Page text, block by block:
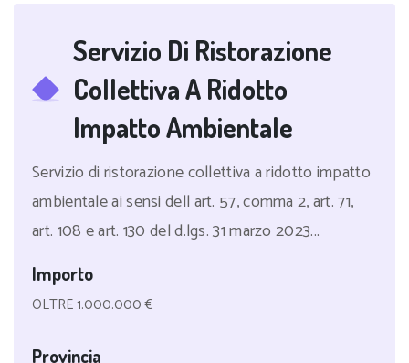
Servizio Di Ristorazione
Collettiva A Ridotto
Impatto Ambientale
Servizio di ristorazione collettiva a ridotto impatto
ambientale ai sensi dell art. 57, comma 2, art. 71,
art. 108 e art. 130 del d.lgs. 31 marzo 2023...
Importo
OLTRE 1.000.000 €
Provincia